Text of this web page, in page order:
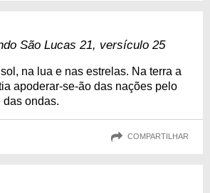
São Lucas 21, versículo 25
na lua e nas estrelas. Na terra a
apoderar-se-ão das nações pelo
das ondas.
COMPARTILHAR